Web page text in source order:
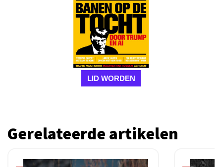
LID WORDEN
Gerelateerde artikelen